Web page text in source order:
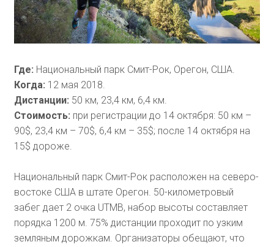
Где: Национальный парк Смит-Рок, Орегон, США.
Когда: 12 мая 2018.
Дистанции: 50 км, 23,4 км, 6,4 км.
Стоимость: при регистрации до 14 октября: 50 км –
90$, 23,4 км – 70$, 6,4 км – 35$; после 14 октября на
15$ дороже.
Национальный парк Смит-Рок расположен на северо-
востоке США в штате Орегон. 50-километровый
забег дает 2 очка UTMB, набор высоты составляет
порядка 1200 м. 75% дистанции проходит по узким
земляным дорожкам. Организаторы обещают, что